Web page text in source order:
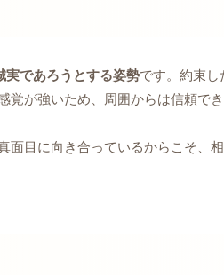
実であろうとする姿勢です。約束し
が強いため、周囲からは信頼で
目に向き合っているからこそ、